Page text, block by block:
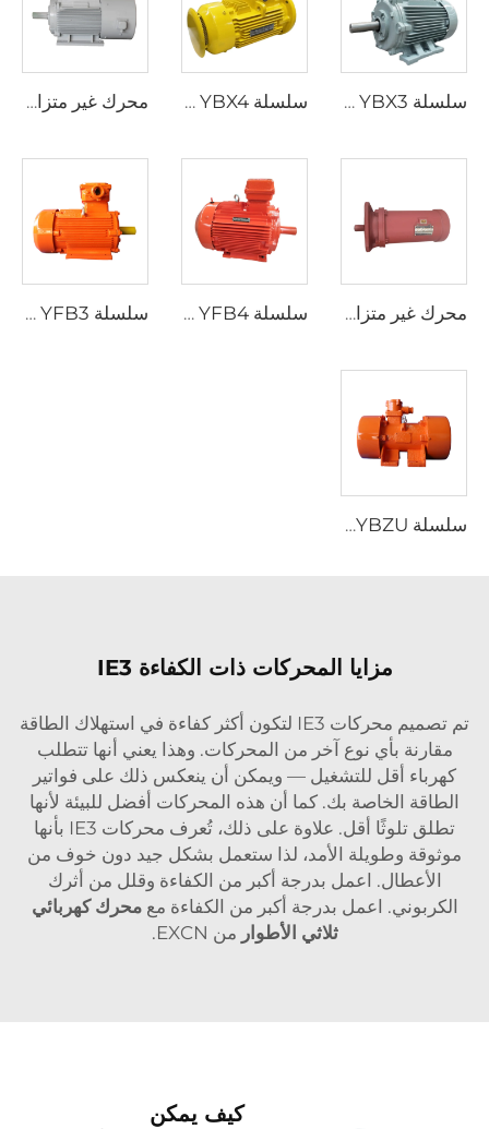
سلسلة YBX3 محركات غير متزامنة ثلاثية الطور عالية الكفاءة ومقاومة للانفجار سلسلة YBX4 محرك غير متزامن ثلاثي الطور فائق الكفاءة وعالي الفعالية ومنخفض الجهد ومقاوم للانفجار محرك غير متزامن ثلاثي الطور بسلسلة YP لتنظيم السرعة بتغير التردد
محرك غير متزامن ثلاثي الطور لسلسلة YBDF2 مشغلات صمامات كهربائية سلسلة YFB4 محرك غير متزامن ثلاثي الطور فائق الكفاءة ومنخفض الجهد ومقاوم لانفجار الغبار سلسلة YFB3 محركات غير متزامنة ثلاثية الطور مقاومة لانفجار الغبار
سلسلة YBZU محركات غير متزامنة ثلاثية الطور مقاومة للانفجار وتُستخدم في مصادر الاهتزاز
مزايا المحركات ذات الكفاءة IE3
تم تصميم محركات IE3 لتكون أكثر كفاءة في استهلاك الطاقة
مقارنة بأي نوع آخر من المحركات. وهذا يعني أنها تتطلب
كهرباء أقل للتشغيل — ويمكن أن ينعكس ذلك على فواتير
الطاقة الخاصة بك. كما أن هذه المحركات أفضل للبيئة لأنها
تطلق تلوثًا أقل. علاوة على ذلك، تُعرف محركات IE3 بأنها
موثوقة وطويلة الأمد، لذا ستعمل بشكل جيد دون خوف من
الأعطال. اعمل بدرجة أكبر من الكفاءة وقلل من أثرك
الكربوني. اعمل بدرجة أكبر من الكفاءة معمحرك كهربائي
ثلاثي الأطوار من EXCN.
كيف يمكن